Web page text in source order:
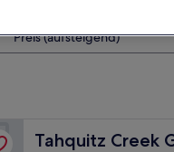
Preis (aufsteigend)
Tahquitz Creek
Tahquitz Creek Golf